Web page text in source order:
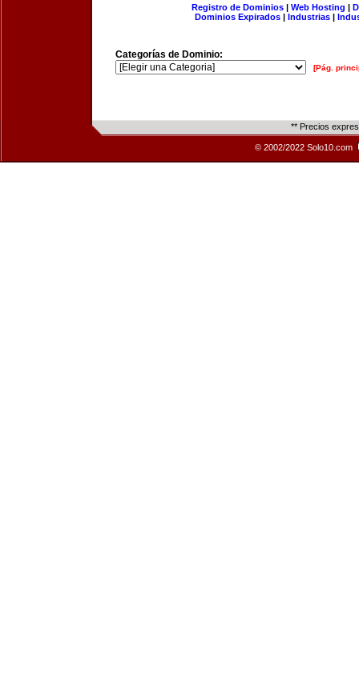
Registro de Dominios| Web Hosting |
Dominios Expirados | Industrias |
Categorías de Dominio:
[Pág.
** Precios
© 2002/2022 Solo10.com